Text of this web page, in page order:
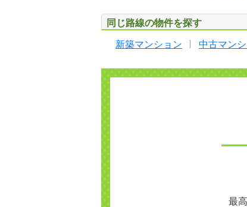
同じ路線の物件を探す
新築マンション 中古マン
最